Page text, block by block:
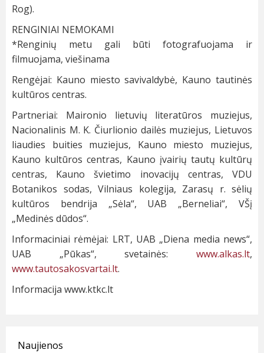
Rog).
RENGINIAI NEMOKAMI
*Renginių metu gali būti fotografuojama ir
filmuojama, viešinama
Rengėjai: Kauno miesto savivaldybė, Kauno tautinės
kultūros centras.
Partneriai: Maironio lietuvių literatūros muziejus,
Nacionalinis M. K. Čiurlionio dailės muziejus, Lietuvos
liaudies buities muziejus, Kauno miesto muziejus,
Kauno kultūros centras, Kauno įvairių tautų kultūrų
centras, Kauno švietimo inovacijų centras, VDU
Botanikos sodas, Vilniaus kolegija, Zarasų r. sėlių
kultūros bendrija „Sėla“, UAB „Berneliai“, VŠį
„Medinės dūdos“.
Informaciniai rėmėjai: LRT, UAB „Diena media news“,
UAB „Pūkas“, svetainės: www.alkas.lt,
www.tautosakosvartai.lt.
Informacija www.ktkc.lt
Naujienos